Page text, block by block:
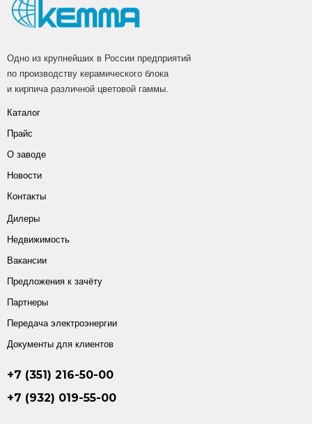
Одно из крупнейших в России предприятий
по производству керамического блока
и кирпича различной цветовой гаммы.
Каталог
Прайс
О заводе
Новости
Контакты
Дилеры
Недвижимость
Вакансии
Предложения к зачёту
Партнеры
Передача электроэнергии
Документы для клиентов
+7 (351) 216-50-00
+7 (932) 019-55-00